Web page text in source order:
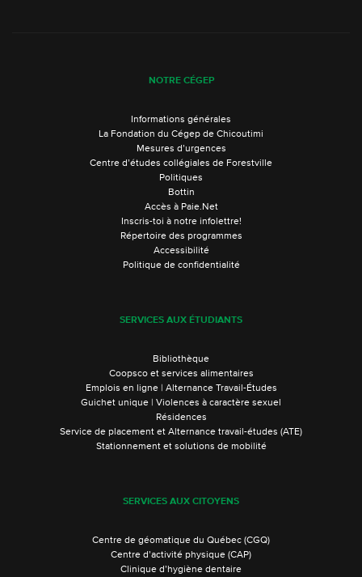
NOTRE CÉGEP
Informations générales
La Fondation du Cégep de Chicoutimi
Mesures d’urgences
Centre d’études collégiales de Forestville
Politiques
Bottin
Accès à Paie.Net
Inscris-toi à notre infolettre!
Répertoire des programmes
Accessibilité
Politique de confidentialité
SERVICES AUX ÉTUDIANTS
Bibliothèque
Coopsco et services alimentaires
Emplois en ligne | Alternance Travail-Études
Guichet unique | Violences à caractère sexuel
Résidences
Service de placement et Alternance travail-études (ATE)
Stationnement et solutions de mobilité
SERVICES AUX CITOYENS
Centre de géomatique du Québec (CGQ)
Centre d’activité physique (CAP)
Clinique d’hygiène dentaire